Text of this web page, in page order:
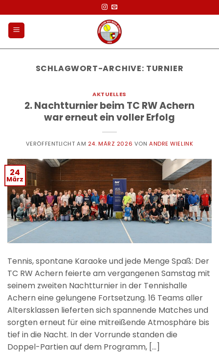
Inhalt
springen
SCHLAGWORT-ARCHIVE: TURNIER
AKTUELLES
2. Nachtturnier beim TC RW Achern
war erneut ein voller Erfolg
VERÖFFENTLICHT AM 24. MÄRZ 2026 VON ANDRE WIELINK
24
März
Tennis, spontane Karaoke und jede Menge Spaß: Der
TC RW Achern feierte am vergangenen Samstag mit
seinem zweiten Nachtturnier in der Tennishalle
Achern eine gelungene Fortsetzung. 16 Teams aller
Altersklassen lieferten sich spannende Matches und
sorgten erneut für eine mitreißende Atmosphäre bis
tief in die Nacht. In der Vorrunde standen die
Doppel-Partien auf dem Programm, […]